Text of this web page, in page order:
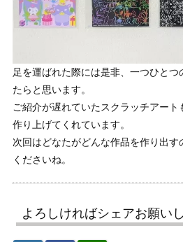
足を運ばれた際には是非、一つひと
たらと思います。
ご紹介が遅れていたスクラッチアー
作り上げてくれています。
次回はどなたがどんな作品を作り出
くださいね。
よろしければシェアお願い